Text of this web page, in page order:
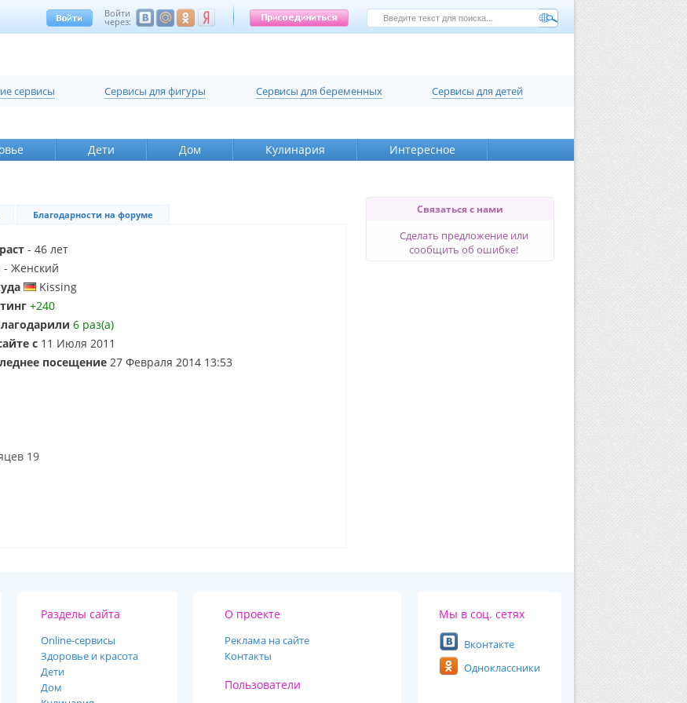
Войти
через:
сервисы Cервисы для фигуры Cервисы для беременных Сервисы для детей
Дети Дом Кулинария Интересное
Благодарности на форуме
- 46 лет
- Женский
Kissing
+240
6 раз(а)
с11 Июля 2011
посещение27 Февраля 2014 13:53
19
Связаться с нами
Сделать предложение или
сообщить об ошибке!
Разделы сайта
Online-cервисы
Здоровье и красота
Дети
Дом
О проекте
Реклама на сайте
Контакты
Пользователи
Мы в соц. сетях
Вконтакте
Одноклассники